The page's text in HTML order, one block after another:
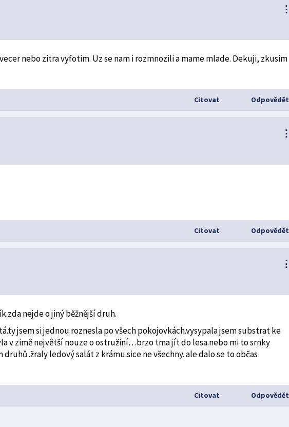
⋮
nebo zitra vyfotim. Uz se nam i rozmnozili a mame mlade. Dekuji, zkusim
Citovat Odpovědět
⋮
Citovat Odpovědět
⋮
nejde o jiný běžnější druh.
jsem si jednou roznesla po všech pokojovkách.vysypala jsem substrat ke
v zimě největší nouze o ostružiní…brzo tma jít do lesa.nebo mi to srnky
.žraly ledový salát z krámu.sice ne všechny. ale dalo se to občas
Citovat Odpovědět